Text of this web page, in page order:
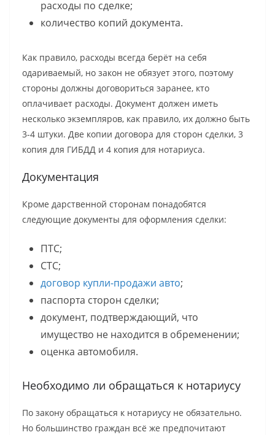
расходы по сделке;
количество копий документа.
Как правило, расходы всегда берёт на себя
одариваемый, но закон не обязует этого, поэтому
стороны должны договориться заранее, кто
оплачивает расходы. Документ должен иметь
несколько экземпляров, как правило, их должно быть
3-4 штуки. Две копии договора для сторон сделки, 3
копия для ГИБДД и 4 копия для нотариуса.
Документация
Кроме дарственной сторонам понадобятся
следующие документы для оформления сделки:
ПТС;
СТС;
договор купли-продажи авто;
паспорта сторон сделки;
документ, подтверждающий, что
имущество не находится в обременении;
оценка автомобиля.
Необходимо ли обращаться к нотариусу
По закону обращаться к нотариусу не обязательно.
Но большинство граждан всё же предпочитают